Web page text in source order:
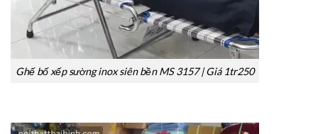
Ghế bố xếp sường inox siên bền MS 3157 | Giá 1tr250